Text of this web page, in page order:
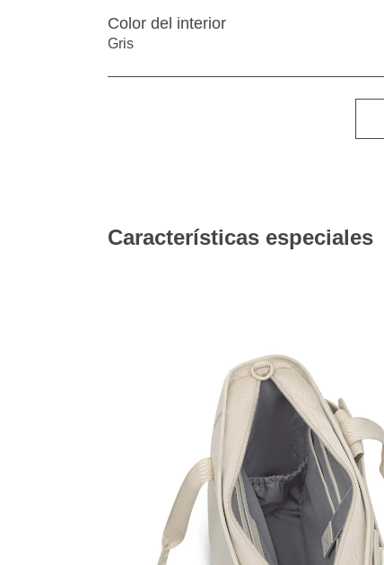
Color del interior
Gris
Características especiales